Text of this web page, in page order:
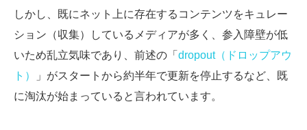
しかし、既にネット上に存在するコンテンツをキュレー
ション（収集）しているメディアが多く、参入障壁が低
いため乱立気味であり、前述の「 dropout（ドロップアウ
ト）
」がスタートから約半年で更新を停止するなど、既
に淘汰が始まっていると言われています。